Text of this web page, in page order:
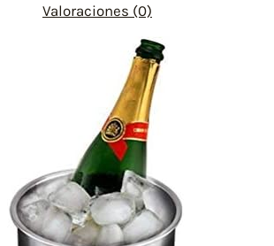
Valoraciones (0)